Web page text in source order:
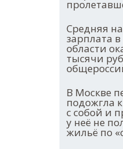
Средняя
зарплата в
области
тысячи
В Москве
подожгла
с собой и
у неё не
жильё по